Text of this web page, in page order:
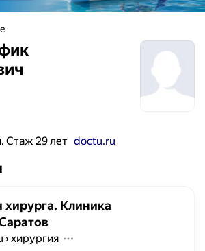
Стаж 29 лет doctu.ru
хирурга. Клиника
› хирургия